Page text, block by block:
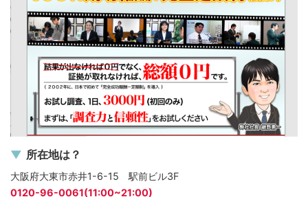
所在地は？
大阪府大東市赤井1-6-15 駅前ビル3F
0120-96-0061(11:00~21:00)